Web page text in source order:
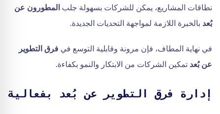
نطاقات المشاريع، يمكن للشركات بسهولة جلب المطورون عن
بُعد بالخبرة اللازمة لمواجهة التحديات الجديدة.
في نهاية المطاف، فإن مرونة وقابلية التوسع في فرق التطوير
عن بُعد تمكين الشركات من الابتكار والنمو بكفاءة.
إدارة فرق التطوير عن بُعد بفعالية